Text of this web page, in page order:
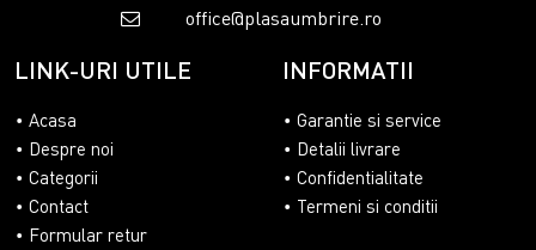
office@plasaumbrire.ro
LINK-URI UTILE
Acasa
Despre noi
Categorii
Contact
Formular retur
INFORMATII
Garantie si service
Detalii livrare
Confidentialitate
Termeni si conditii